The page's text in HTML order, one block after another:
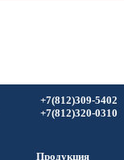
+7(812)309-5402
+7(812)320-0310
Продукция